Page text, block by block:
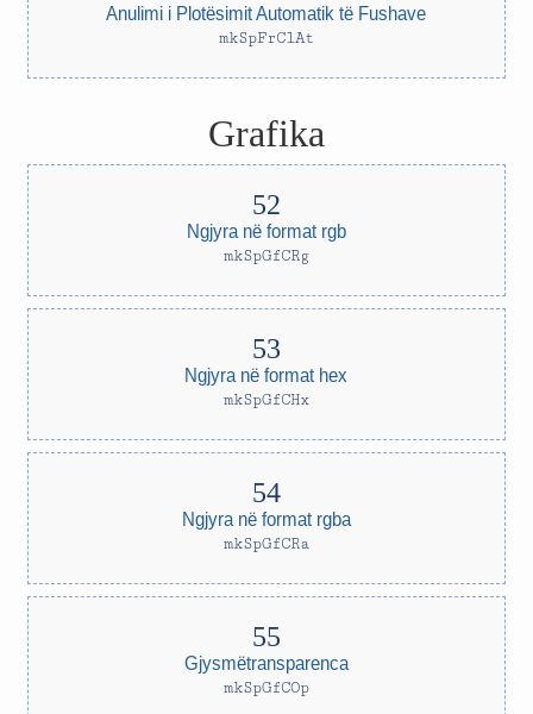
Anulimi i Plotësimit Automatik të Fushave
mkSpFrClAt
Grafika
Ngjyra në format rgb
mkSpGfCRg
Ngjyra në format hex
mkSpGfCHx
Ngjyra në format rgba
mkSpGfCRa
Gjysmëtransparenca
mkSpGfCOp